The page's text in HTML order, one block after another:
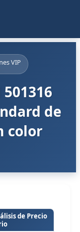
VIP
de
color
de Precio